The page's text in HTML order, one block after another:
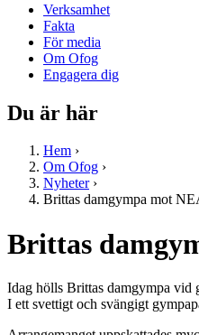
Verksamhet
Fakta
För media
Om Ofog
Engagera dig
Du är här
Hem ›
Om Ofog ›
Nyheter›
Brittas damgympa mot
Brittas
Idag hölls Brittas damgympa vid
I ett svettigt och svängigt